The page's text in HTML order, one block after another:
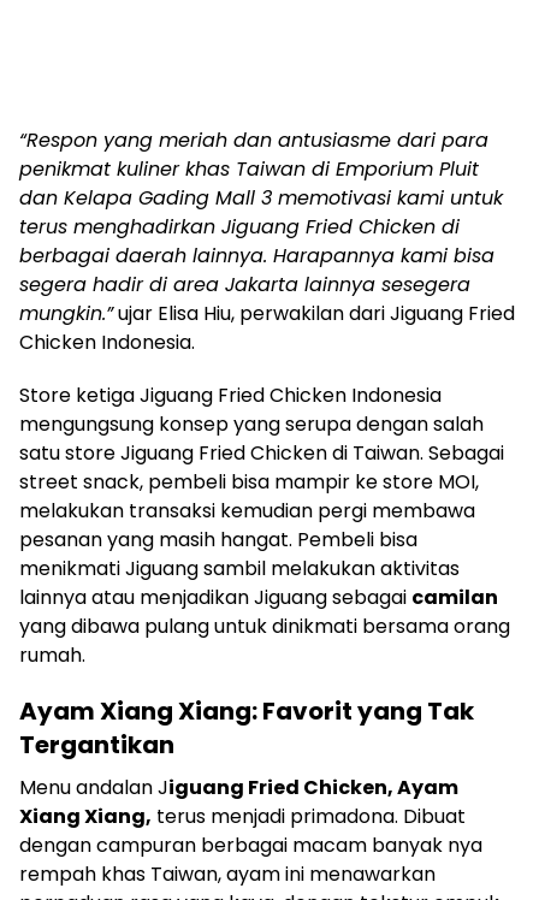
“Respon yang meriah dan antusiasme dari para
penikmat kuliner khas Taiwan di Emporium Pluit
dan Kelapa Gading Mall 3 memotivasi kami untuk
terus menghadirkan Jiguang Fried Chicken di
berbagai daerah lainnya. Harapannya kami bisa
segera hadir di area Jakarta lainnya sesegera
mungkin.”ujar Elisa Hiu, perwakilan dari Jiguang Fried
Chicken Indonesia.
Store ketiga Jiguang Fried Chicken Indonesia
mengungsung konsep yang serupa dengan salah
satu store Jiguang Fried Chicken di Taiwan. Sebagai
street snack, pembeli bisa mampir ke store MOI,
melakukan transaksi kemudian pergi membawa
pesanan yang masih hangat. Pembeli bisa
menikmati Jiguang sambil melakukan aktivitas
lainnya atau menjadikan Jiguang sebagai camilan
yang dibawa pulang untuk dinikmati bersama orang
rumah.
Ayam Xiang Xiang: Favorit yang Tak
Tergantikan
Menu andalan Jiguang Fried Chicken, Ayam
Xiang Xiang, terus menjadi primadona. Dibuat
dengan campuran berbagai macam banyak nya
rempah khas Taiwan, ayam ini menawarkan